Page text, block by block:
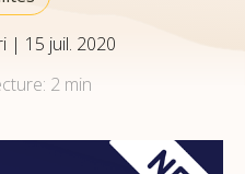
| 15 juil. 2020
2 min